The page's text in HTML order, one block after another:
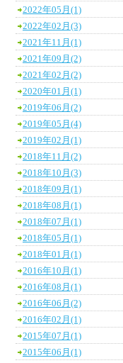
2022年05月(1)
2022年02月(3)
2021年11月(1)
2021年09月(2)
2021年02月(2)
2020年01月(1)
2019年06月(2)
2019年05月(4)
2019年02月(1)
2018年11月(2)
2018年10月(3)
2018年09月(1)
2018年08月(1)
2018年07月(1)
2018年05月(1)
2018年01月(1)
2016年10月(1)
2016年08月(1)
2016年06月(2)
2016年02月(1)
2015年07月(1)
2015年06月(1)